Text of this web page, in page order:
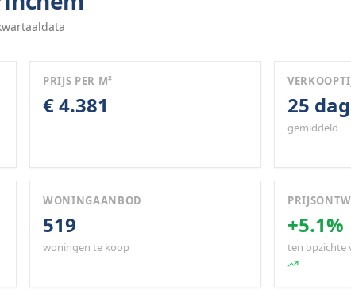
PRIJS PER M²
€ 4.381 25
gemiddeld
WONINGAANBOD
519
woningen te koop
+5.1%
ten opzichte